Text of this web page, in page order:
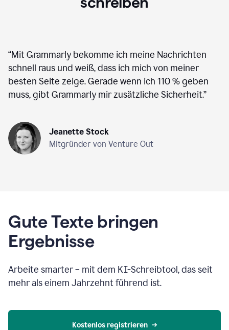
“Mit Grammarly bekomme ich meine Nachrichten
schnell raus und weiß, dass ich mich von meiner
besten Seite zeige. Gerade wenn ich 110 % geben
muss, gibt Grammarly mir zusätzliche Sicherheit.”
Jeanette Stock
Mitgründer von Venture Out
Gute Texte bringen
Ergebnisse
Arbeite smarter – mit dem KI-Schreibtool, das seit
mehr als einem Jahrzehnt führend ist.
Kostenlos registrieren